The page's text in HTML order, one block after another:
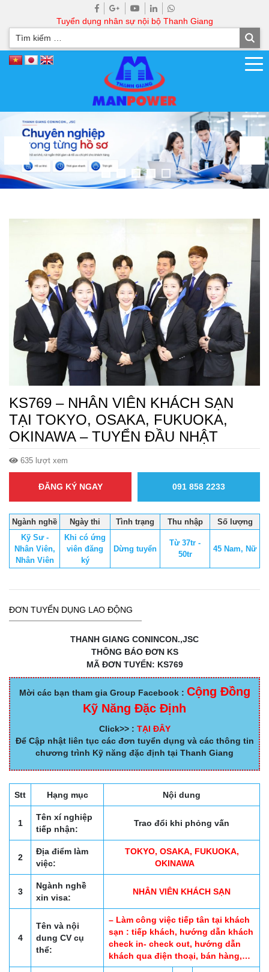
Tuyển dụng nhân sự nội bộ Thanh Giang
KS769 – NHÂN VIÊN KHÁCH SẠN
TẠI TOKYO, OSAKA, FUKUOKA,
OKINAWA – TUYỂN ĐẦU NHẬT
635 lượt xem
ĐĂNG KÝ NGAY 091 858 2233
Ngành nghề Ngày thi Tình trạng Thu nhập
Số lượng
Kỹ Sư -
Nhân Viên,
Nhân Viên
Khi có ứng
viên đăng
ký
Dừng tuyển
Từ 37tr -
50tr
45 Nam, Nữ
ĐƠN TUYỂN DỤNG LAO ĐỘNG
THANH GIANG CONINCON.,JSC
THÔNG BÁO ĐƠN KS
MÃ ĐƠN TUYỂN: KS769
Mời các bạn tham gia Group Facebook : Cộng Đồng
Kỹ Năng Đặc Định
Click>> : TẠI ĐÂY
Để Cập nhật liên tục các đơn tuyển dụng và các thông tin
chương trình Kỹ năng đặc định tại Thanh Giang
Stt Hạng mục Nội dung
1
Tên xí nghiệp
tiếp nhận:
Trao đổi khi phỏng vấn
2
Địa điểm làm
việc:
TOKYO, OSAKA, FUKUOKA,
OKINAWA
3
Ngành nghề
xin visa:
NHÂN VIÊN KHÁCH SẠN
4
Tên và nội
dung CV cụ
thể:
– Làm công việc tiếp tân tại khách
sạn : tiếp khách, hướng dẫn khách
check in- check out, hướng dẫn
khách qua điện thoại, bán hàng,…